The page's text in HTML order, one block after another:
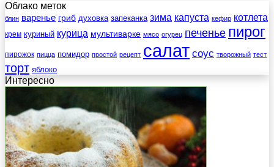
Облако меток
блин варенье гриб духовка запеканка зима капуста кефир котлета
крем куриный курица мультиварке мясо огурец печенье пирог
пирожок пицца помидор простой рецепт салат соус творожный тест
торт яблоко
Интересно